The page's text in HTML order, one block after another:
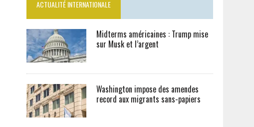
ACTUALITÉ INTERNATIONALE
Midterms américaines : Trump mise
sur Musk et l’argent
Washington impose des amendes
record aux migrants sans-papiers